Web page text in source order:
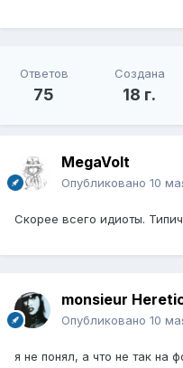
Ответов
75
Создана
18 г.
MegaVolt
Опубликовано 10
Скорее всего идиоты.
monsieur
Опубликовано 10
я не понял, а что не так на